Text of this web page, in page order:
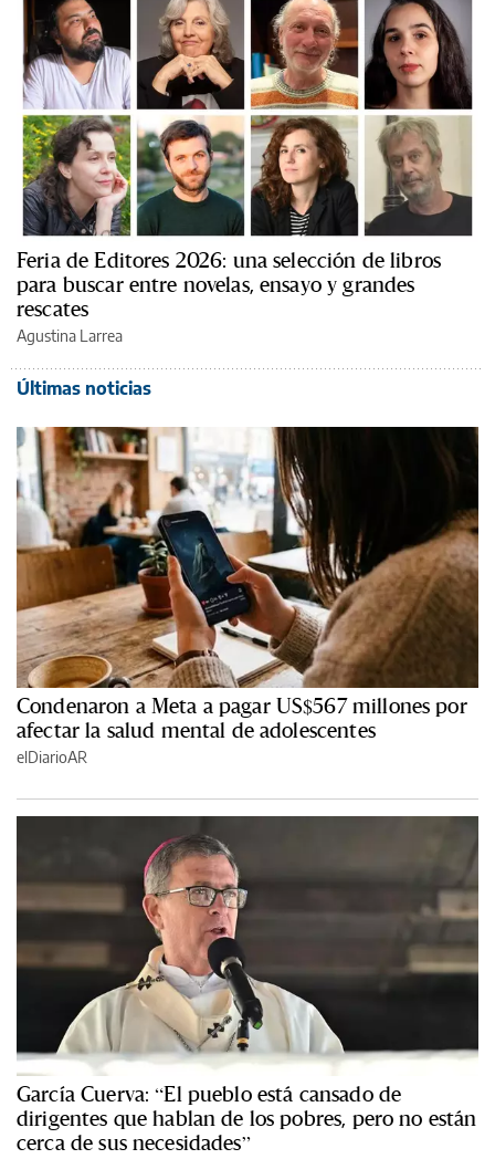
Feria de Editores 2026: una selección de libros
para buscar entre novelas, ensayo y grandes
rescates
Agustina Larrea
Últimas noticias
Condenaron a Meta a pagar US$567 millones por
afectar la salud mental de adolescentes
elDiarioAR
García Cuerva: “El pueblo está cansado de
dirigentes que hablan de los pobres, pero no están
cerca de sus necesidades”